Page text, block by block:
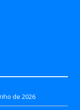
de 2026